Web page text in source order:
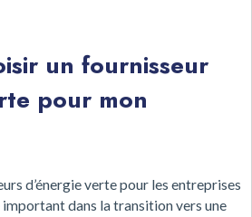
un fournisseur
pour mon
d’énergie verte pour les entreprises
dans la transition vers une